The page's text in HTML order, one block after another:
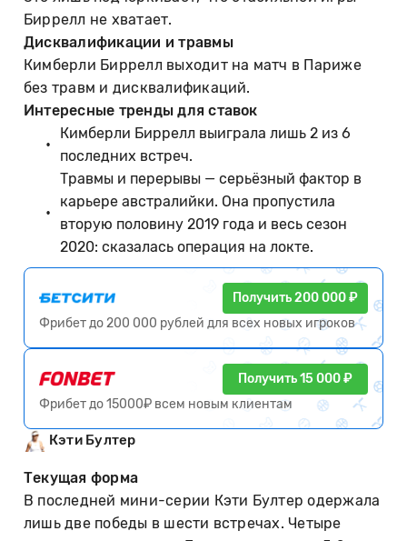
Биррелл не хватает.
Дисквалификации и травмы
Кимберли Биррелл выходит на матч в Париже
без травм и дисквалификаций.
Интересные тренды для ставок
Кимберли Биррелл выиграла лишь 2 из 6
последних встреч.
Травмы и перерывы — серьёзный фактор в
карьере австралийки. Она пропустила
вторую половину 2019 года и весь сезон
2020: сказалась операция на локте.
Получить 200 000 ₽
Фрибет до 200 000 рублей для всех новых игроков
Получить 15 000 ₽
Фрибет до 15000₽ всем новым клиентам
Кэти Бултер
Текущая форма
В последней мини-серии Кэти Бултер одержала
лишь две победы в шести встречах. Четыре